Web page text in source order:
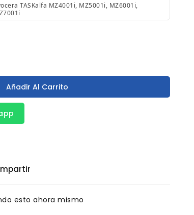
TASKalfa MZ4001i, MZ5001i, MZ6001i,
Añadir Al Carrito
esto ahora mismo